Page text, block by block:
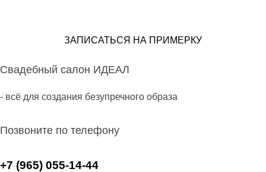
ЗАПИСАТЬСЯ НА ПРИМЕРКУ
Свадебный салон ИДЕАЛ
- всё для создания безупречного образа
Позвоните по телефону
+7 (965) 055-14-44